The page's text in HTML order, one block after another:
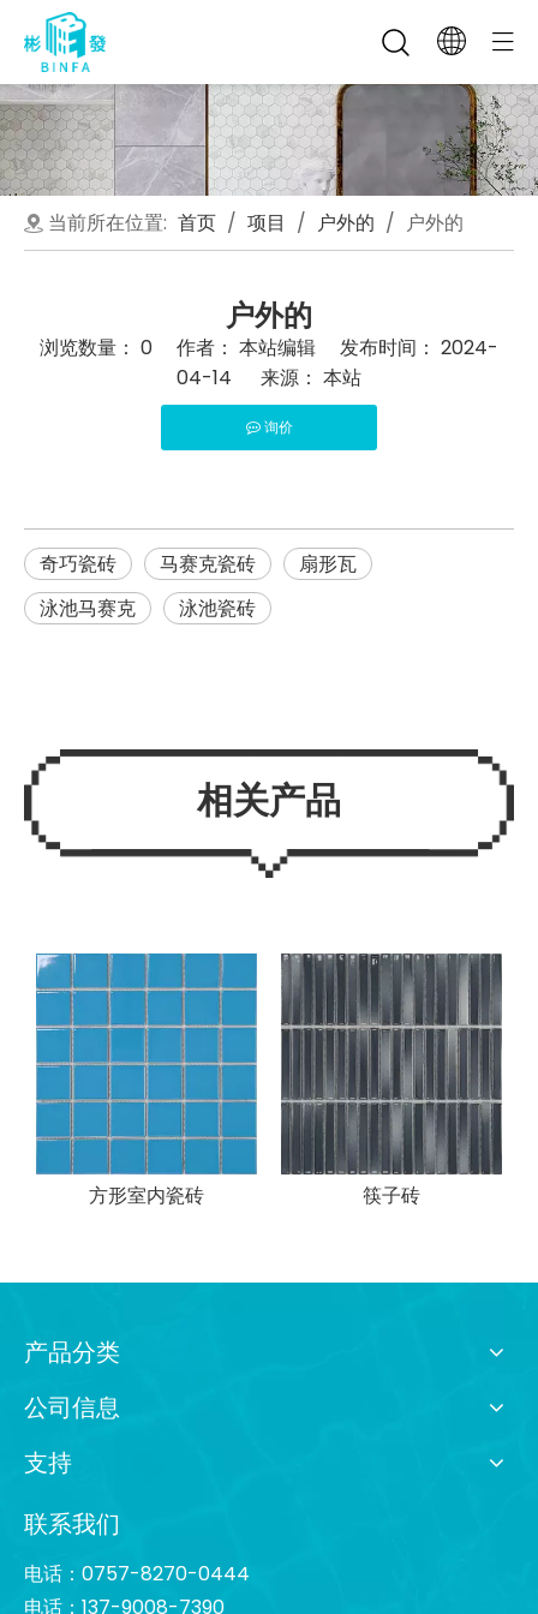
当前所在位置: 首页 / 项目 / 户外的 / 户外的
户外的
浏览数量： 0 作者： 本站编辑 发布时间： 2024-
04-14 来源： 本站
询价
奇巧瓷砖 马赛克瓷砖
扇形瓦
泳池马赛克
泳池瓷砖
相关产品
方形室内瓷砖 筷子砖
产品分类
公司信息
支持
联系我们
电话：0757-8270-0444
电话：137-9008-7390